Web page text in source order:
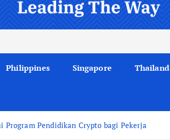
Philippines Singapore Thailand
Pendidikan Crypto bagi Pekerja